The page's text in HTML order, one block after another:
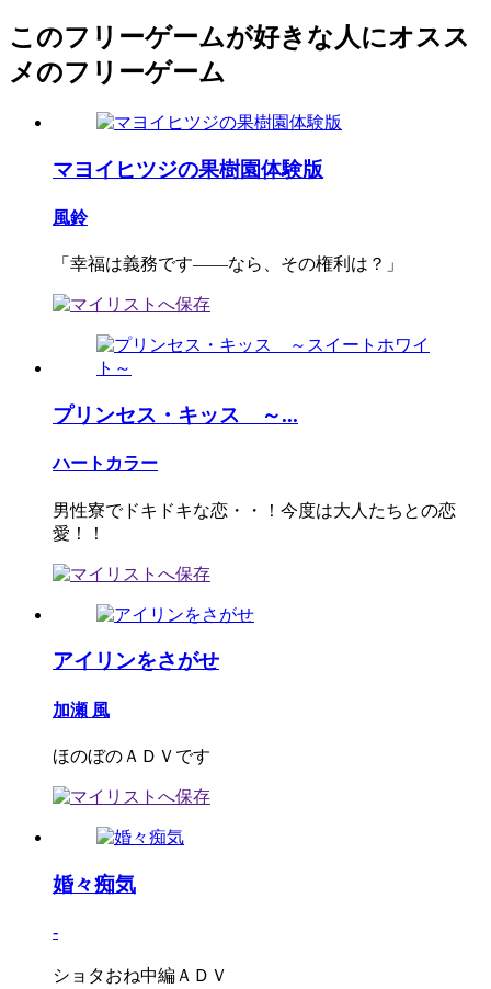
このフリーゲームが好きな人にオスス
メのフリーゲーム
マヨイヒツジの果樹園体験版
風鈴
「幸福は義務です――なら、その権利は？」
プリンセス・キッス ～...
ハートカラー
男性寮でドキドキな恋・・！今度は大人たちとの恋
愛！！
アイリンをさがせ
加瀬 風
ほのぼのＡＤＶです
婚々痴気
-
ショタおね中編ＡＤＶ